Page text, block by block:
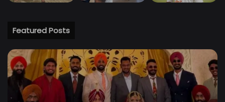
Featured Posts
चार्ली
चौहान
और
रमनदीप
सिंह
ने